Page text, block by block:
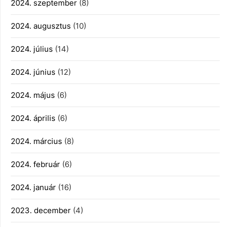
2024. szeptember (8)
2024. augusztus (10)
2024. július (14)
2024. június (12)
2024. május (6)
2024. április (6)
2024. március (8)
2024. február (6)
2024. január (16)
2023. december (4)